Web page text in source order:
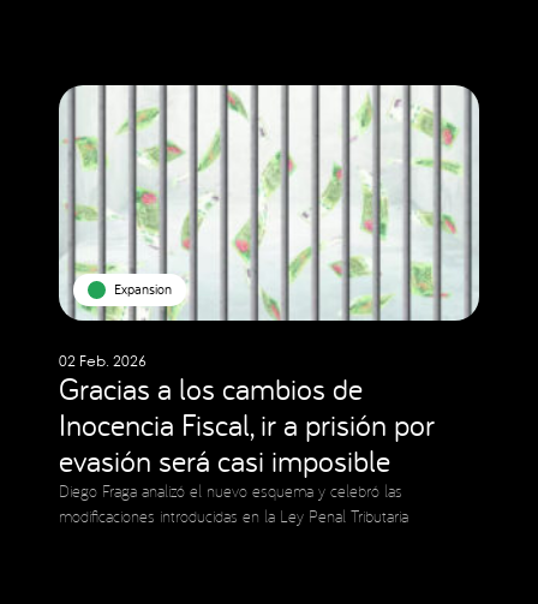
Expansion
02 Feb. 2026
Gracias a los cambios de
Inocencia Fiscal, ir a prisión por
evasión será casi imposible
Diego Fraga analizó el nuevo esquema y celebró las
modificaciones introducidas en la Ley Penal Tributaria